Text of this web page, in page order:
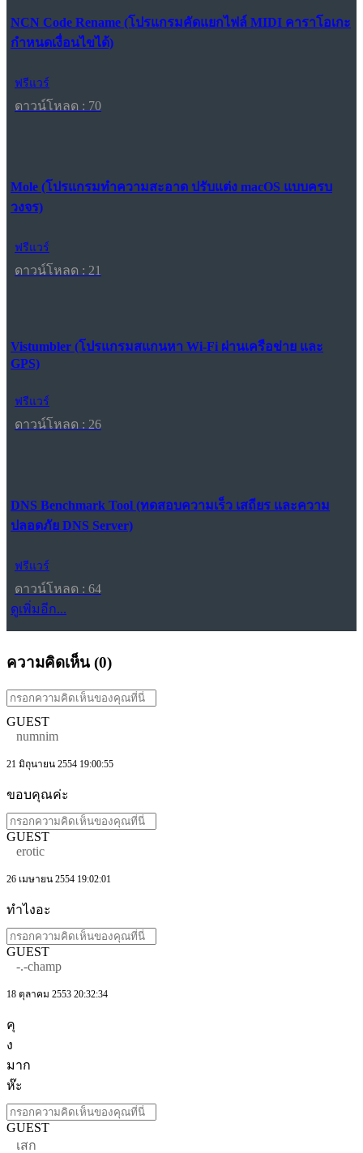
NCN Code Rename (โปรแกรมคัดแยกไฟล์ MIDI คาราโอเกะ
กำหนดเงื่อนไขได้)
ฟรีแวร์
ดาวน์โหลด : 70
Mole (โปรแกรมทำความสะอาด ปรับแต่ง macOS แบบครบ
วงจร)
ฟรีแวร์
ดาวน์โหลด : 21
Vistumbler (โปรแกรมสแกนหา Wi-Fi ผ่านเครือข่าย และ
GPS)
ฟรีแวร์
ดาวน์โหลด : 26
DNS Benchmark Tool (ทดสอบความเร็ว เสถียร และความ
ปลอดภัย DNS Server)
ฟรีแวร์
ดาวน์โหลด : 64
ดูเพิ่มอีก...
ความคิดเห็น (0)
GUEST
numnim
21 มิถุนายน 2554 19:00:55
ขอบคุณค่ะ
GUEST
erotic
26 เมษายน 2554 19:02:01
ทำไงอะ
GUEST
-.-champ
18 ตุลาคม 2553 20:32:34
คุ
ง
มาก
ห๊ะ
GUEST
เสก